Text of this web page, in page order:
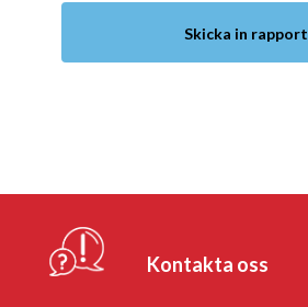
Skicka in rapportSkicka in rapport
Kontakta oss